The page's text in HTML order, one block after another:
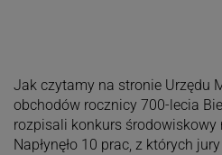
Jak czytamy na stronie Urzędu
obchodów rocznicy 700-lecia
rozpisali konkurs środowiskowy
Napłynęło 10 prac, z których